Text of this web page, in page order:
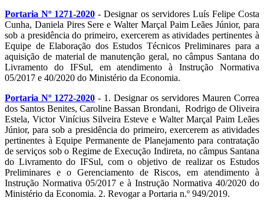
Portaria Nº 1271-2020 - Designar os servidores Luís Felipe Costa
Cunha, Daniela Pires Sere e Walter Marçal Paim Leães Júnior, para
sob a presidência do primeiro, exercerem as atividades pertinentes à
Equipe de Elaboração dos Estudos Técnicos Preliminares para a
aquisição de material de manutenção geral, no câmpus Santana do
Livramento do IFSul, em atendimento à Instrução Normativa
05/2017 e 40/2020 do Ministério da Economia.
Portaria Nº 1272-2020 - 1. Designar os servidores Mauren Correa
dos Santos Benites, Caroline Bassan Brondani, Rodrigo de Oliveira
Estela, Victor Vinícius Silveira Esteve e Walter Marçal Paim Leães
Júnior, para sob a presidência do primeiro, exercerem as atividades
pertinentes à Equipe Permanente de Planejamento para contratação
de serviços sob o Regime de Execução Indireta, no câmpus Santana
do Livramento do IFSul, com o objetivo de realizar os Estudos
Preliminares e o Gerenciamento de Riscos, em atendimento à
Instrução Normativa 05/2017 e à Instrução Normativa 40/2020 do
Ministério da Economia. 2. Revogar a Portaria n.º 949/2019.